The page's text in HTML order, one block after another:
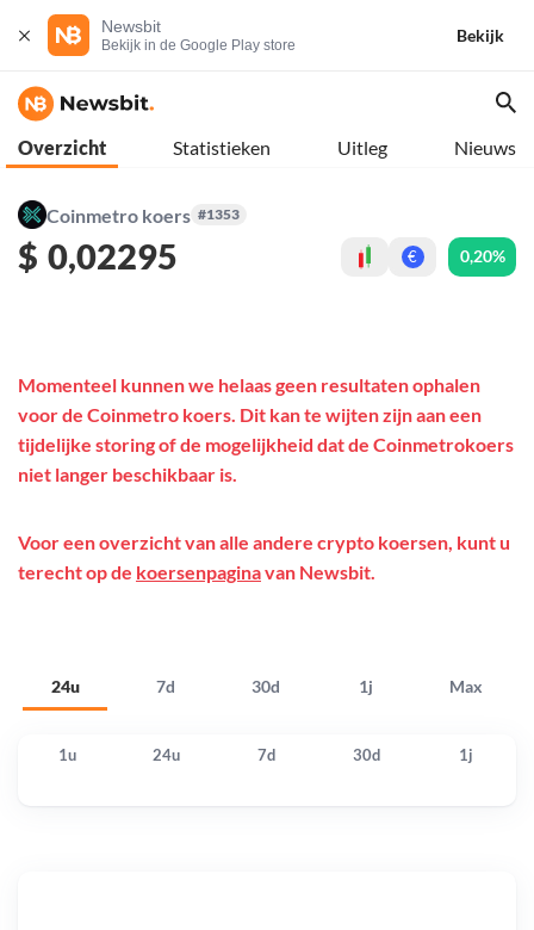
Newsbit
Bekijk in de Google Play store
Bekijk
Overzicht Statistieken Uitleg Nieuws
Coinmetro koers #1353
$ 0,02295 € 0,20%
24u 7d 30d 1j Max
Momenteel kunnen we helaas geen resultaten ophalen
voor de Coinmetro koers. Dit kan te wijten zijn aan een
tijdelijke storing of de mogelijkheid dat de Coinmetrokoers
niet langer beschikbaar is.
Voor een overzicht van alle andere crypto koersen, kunt u
terecht op de koersenpaginavan Newsbit.
1u 24u 7d 30d 1j